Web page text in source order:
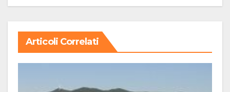
Articoli Correlati